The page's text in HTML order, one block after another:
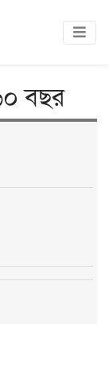
বছর